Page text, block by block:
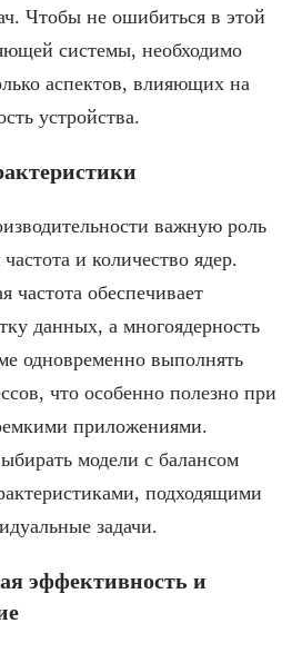
Чтобы не ошибиться в этой
системы, необходимо
аспектов, влияющих на
устройства.
важную роль
и количество ядер.
частота обеспечивает
данных, а многоядерность
одновременно выполнять
что особенно полезно при
приложениями.
модели с балансом
подходящими
задачи.
эффективность и